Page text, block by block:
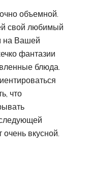
объемной.
свой любимый
на Вашей
фантазии
блюда.
что
очень вкусной.